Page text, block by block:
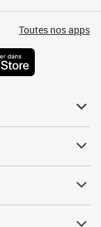
Toutes nos apps